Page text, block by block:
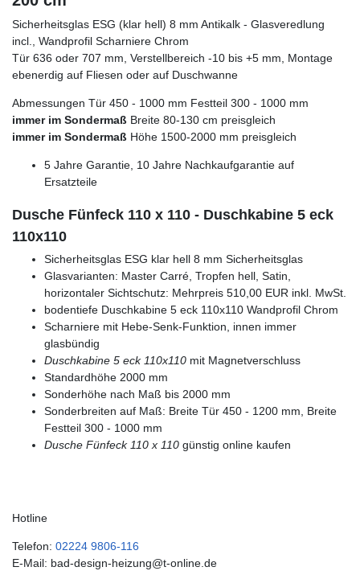
Sicherheitsglas ESG (klar hell) 8 mm Antikalk - Glasveredlung
incl., Wandprofil Scharniere Chrom
Tür 636 oder 707 mm, Verstellbereich -10 bis +5 mm, Montage
ebenerdig auf Fliesen oder auf Duschwanne
Abmessungen Tür 450 - 1000 mm Festteil 300 - 1000 mm
immer im Sondermaß Breite 80-130 cm preisgleich
immer im Sondermaß Höhe 1500-2000 mm preisgleich
5 Jahre Garantie, 10 Jahre Nachkaufgarantie auf
Ersatzteile
Dusche Fünfeck 110 x 110 - Duschkabine 5 eck
110x110
Sicherheitsglas ESG klar hell 8 mm Sicherheitsglas
Glasvarianten: Master Carré, Tropfen hell, Satin,
horizontaler Sichtschutz: Mehrpreis 510,00 EUR inkl. MwSt.
bodentiefe Duschkabine 5 eck 110x110 Wandprofil Chrom
Scharniere mit Hebe-Senk-Funktion, innen immer
glasbündig
Duschkabine 5 eck 110x110 mit Magnetverschluss
Standardhöhe 2000 mm
Sonderhöhe nach Maß bis 2000 mm
Sonderbreiten auf Maß: Breite Tür 450 - 1200 mm, Breite
Festteil 300 - 1000 mm
Dusche Fünfeck 110 x 110 günstig online kaufen
Hotline
Telefon: 02224 9806-116
E-Mail: bad-design-heizung@t-online.de